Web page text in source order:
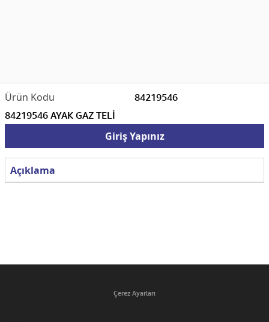
84219546
84219546 AYAK GAZ TELİ
Giriş Yapınız
Açıklama
Çerez Ayarları